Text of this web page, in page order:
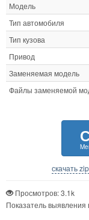
Модель
Тип автомобиля
Тип кузова
Привод
Заменяемая модель
Файлы заменяемой
скачать
Просмотров: 3.1k
Показатель выявления